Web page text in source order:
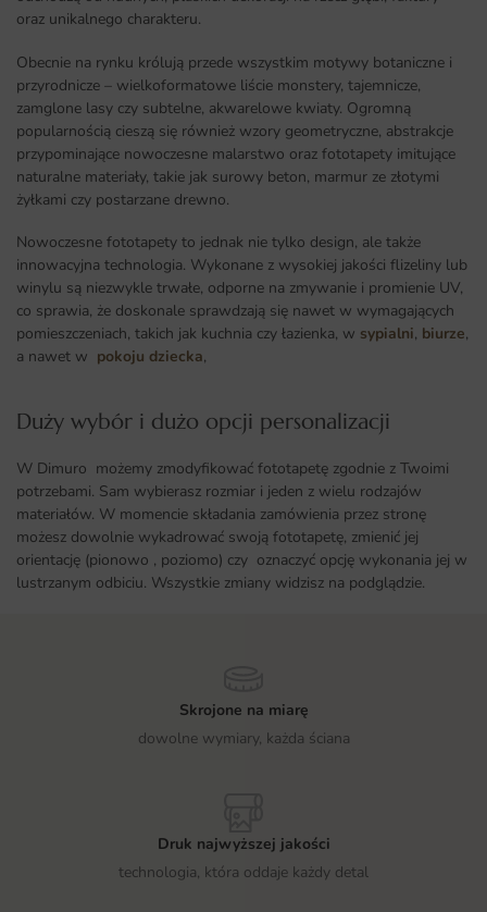
oraz unikalnego charakteru.
Obecnie na rynku królują przede wszystkim motywy botaniczne i
przyrodnicze – wielkoformatowe liście monstery, tajemnicze,
zamglone lasy czy subtelne, akwarelowe kwiaty. Ogromną
popularnością cieszą się również wzory geometryczne, abstrakcje
przypominające nowoczesne malarstwo oraz fototapety imitujące
naturalne materiały, takie jak surowy beton, marmur ze złotymi
żyłkami czy postarzane drewno.
Nowoczesne fototapety to jednak nie tylko design, ale także
innowacyjna technologia. Wykonane z wysokiej jakości flizeliny lub
winylu są niezwykle trwałe, odporne na zmywanie i promienie UV,
co sprawia, że doskonale sprawdzają się nawet w wymagających
pomieszczeniach, takich jak kuchnia czy łazienka, w sypialni, biurze,
a nawet w pokoju dziecka,
Duży wybór i dużo opcji personalizacji ​
W Dimuro możemy zmodyfikować fototapetę zgodnie z Twoimi
potrzebami. Sam wybierasz rozmiar i jeden z wielu rodzajów
materiałów. W momencie składania zamówienia przez stronę
możesz dowolnie wykadrować swoją fototapetę, zmienić jej
orientację (pionowo , poziomo) czy oznaczyć opcję wykonania jej w
lustrzanym odbiciu. Wszystkie zmiany widzisz na podglądzie.
Skrojone na miarę
dowolne wymiary, każda ściana
Druk najwyższej jakości
technologia, która oddaje każdy detal